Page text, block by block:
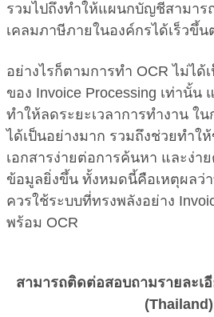
รวมไปถึงทำให้แผนกบัญชีสามาร
เคลมภาษีภายในองค์กรได้เร็วขึ้
อย่างไรก็ตามการทำ OCR ไม่ได้
ของ Invoice Processing เท่านั้
ทำให้ลดระยะเวลาการทำงาน ใ
ได้เป็นอย่างมาก รวมถึงช่วยทำ
เอกสารง่ายต่อการค้นหา และง่า
ข้อมูลยิ่งขึ้น ทั้งหมดนี้คือเหตุผลว่
ควรใช้ระบบที่ทรงพลังอย่าง
พร้อม OCR
สามารถติดต่อสอบถามรายละเ
(Thailand)